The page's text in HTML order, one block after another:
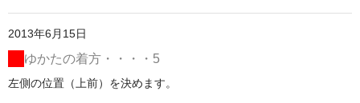
2013年6月15日
ゆかたの着方・・・・5
左側の位置（上前）を決めます。